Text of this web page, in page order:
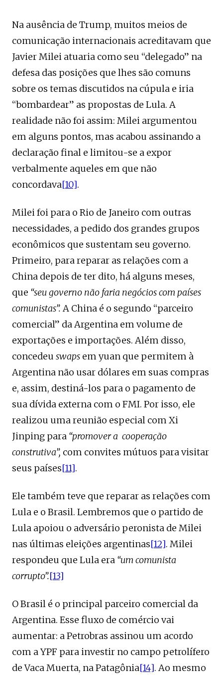
Na ausência de Trump, muitos meios de
comunicação internacionais acreditavam que
Javier Milei atuaria como seu “delegado” na
defesa das posições que lhes são comuns
sobre os temas discutidos na cúpula e iria
“bombardear” as propostas de Lula. A
realidade não foi assim: Milei argumentou
em alguns pontos, mas acabou assinando a
declaração final e limitou-se a expor
verbalmente aqueles em que não
concordava[10].
Milei foi para o Rio de Janeiro com outras
necessidades, a pedido dos grandes grupos
econômicos que sustentam seu governo.
Primeiro, para reparar as relações com a
China depois de ter dito, há alguns meses,
que “seu governo não faria negócios com países
comunistas”. A China é o segundo “parceiro
comercial” da Argentina em volume de
exportações e importações. Além disso,
concedeu swaps em yuan que permitem à
Argentina não usar dólares em suas compras
e, assim, destiná-los para o pagamento de
sua dívida externa com o FMI. Por isso, ele
realizou uma reunião especial com Xi
Jinping para “promover a cooperação
construtiva”, com convites mútuos para visitar
seus países[11].
Ele também teve que reparar as relações com
Lula e o Brasil. Lembremos que o partido de
Lula apoiou o adversário peronista de Milei
nas últimas eleições argentinas[12]. Milei
respondeu que Lula era “um comunista
corrupto”.[13]
O Brasil é o principal parceiro comercial da
Argentina. Esse fluxo de comércio vai
aumentar: a Petrobras assinou um acordo
com a YPF para investir no campo petrolífero
de Vaca Muerta, na Patagônia[14]. Ao mesmo